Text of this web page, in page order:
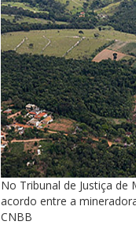
No Tribunal de Justiça
acordo entre a
CNBB